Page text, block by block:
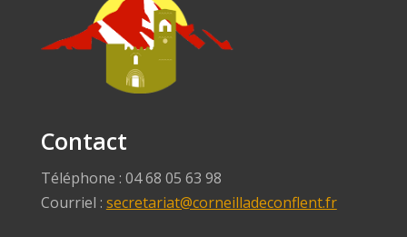
Contact
Téléphone : 04 68 05 63 98
Courriel : secretariat@corneilladeconflent.fr